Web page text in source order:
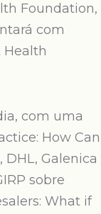
Foundation,
com
Health
com uma
How Can
Galenica
sobre
What if